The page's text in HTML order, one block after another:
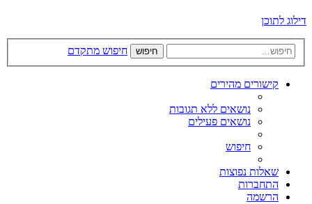
דילוג לתוכן
חיפוש חיפוש מתקדם
קישורים מהירים
נושאים ללא תגובות
נושאים פעילים
חיפוש
שאלות נפוצות
התחברות
הרשמה